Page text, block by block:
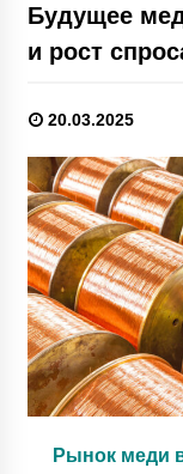
Будущее
и рост
20.03.2025
Рынок меди